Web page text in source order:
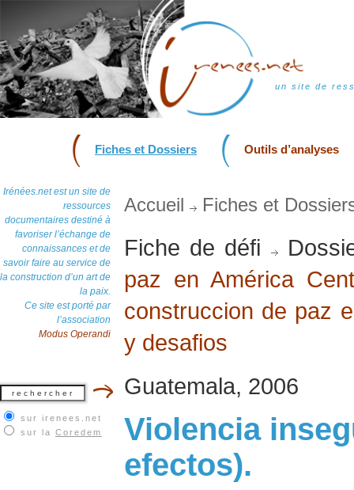
un site de
Fiches et Dossiers Outils d’analyses
Irénées.net est un site de
ressources
documentaires destiné à
favoriser l’échange de
connaissances et de
savoir faire au service de
la construction d’un art de
la paix.
Ce site est porté par
l’association
Modus Operandi
sur irenees.net
sur la Coredem
Accueil Fiches et
Fiche de défi
paz en América
construccion de paz
y desafios
Guatemala, 2006
Violencia
efectos).